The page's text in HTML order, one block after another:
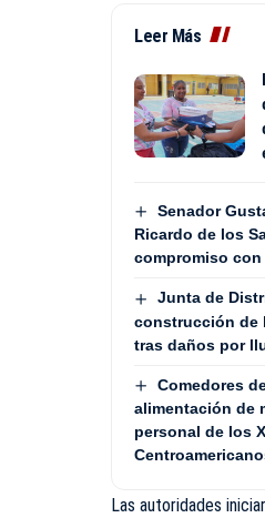
Leer Más
Senador
Ricardo de los
compromiso con
Junta de
construcción de
tras daños por
Comedores
alimentación de
personal de los
Las autoridades